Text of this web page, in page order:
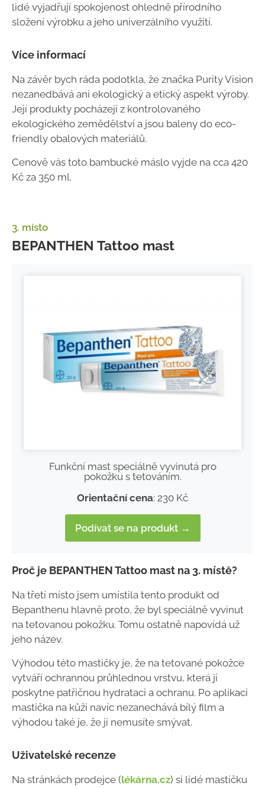
lidé vyjadřují spokojenost ohledně přírodního
složení výrobku a jeho univerzálního využití.
Více informací
Na závěr bych ráda podotkla, že značka Purity Vision
nezanedbává ani ekologický a etický aspekt výroby.
Její produkty pocházejí z kontrolovaného
ekologického zemědělství a jsou baleny do eco-
friendly obalových materiálů.
Cenově vás toto bambucké máslo vyjde na cca 420
Kč za 350 ml.
3. místo
BEPANTHEN Tattoo mast
Funkční mast speciálně vyvinutá pro
pokožku s tetováním.
Orientační cena: 230 Kč
Podívat se na produkt →
Proč je BEPANTHEN Tattoo mast na 3. místě?
Na třetí místo jsem umístila tento produkt od
Bepanthenu hlavně proto, že byl speciálně vyvinut
na tetovanou pokožku. Tomu ostatně napovídá už
jeho název.
Výhodou této mastičky je, že na tetované pokožce
vytváří ochrannou průhlednou vrstvu, která jí
poskytne patřičnou hydrataci a ochranu. Po aplikaci
mastička na kůži navíc nezanechává bílý film a
výhodou také je, že ji nemusíte smývat.
Uživatelské recenze
Na stránkách prodejce (lékárna.cz) si lidé mastičku